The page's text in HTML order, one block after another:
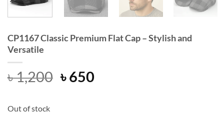
CP1167 Classic Premium Flat Cap – Stylish and
Versatile
৳1,200 Original
৳650Current
Out of stock